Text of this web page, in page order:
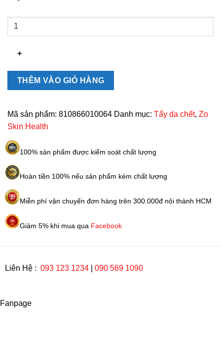
Miếng
bào
Complexion
Renewal
Zo
Skin
60
số
lượng
THÊM VÀO GIỎ HÀNG
Mã sản phẩm: 810866010064 Danh mục: Tẩy da chết, Zo
Skin Health
100% sản phẩm được kiểm soát chất lượng
Hoàn tiền 100% nếu sản phẩm kém chất lượng
Miễn phí vận chuyển đơn hàng trên 300.000đ nội thành HCM
Giảm 5% khi mua qua Facebook
Liên Hệ : 093 123 1234 090 569 1090
Fanpage